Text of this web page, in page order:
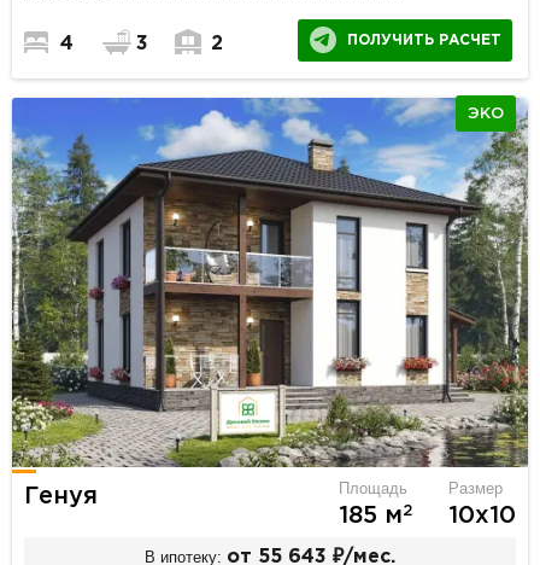
4 3 2 ПОЛУЧИТЬ РАСЧЕТ
ЭКО
Генуя Площадь
185 м2
Размер
10х10
В ипотеку: от 55 643 ₽/мес.